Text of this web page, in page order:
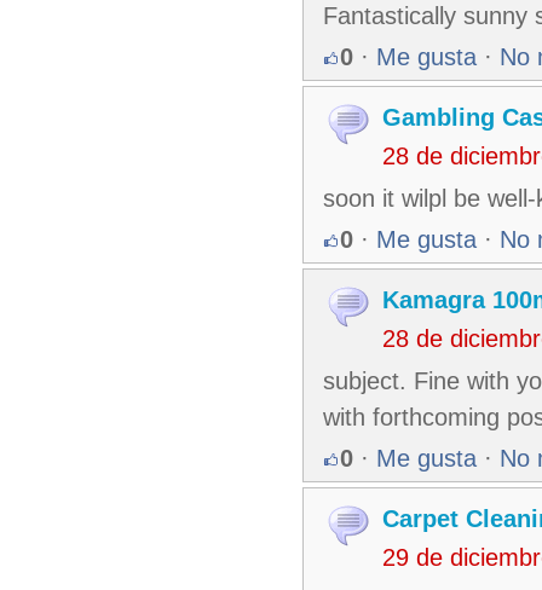
Fantastically sunny
0 · Me gusta · No
Gambling
28 de
soon it wilpl be
0 · Me gusta · No
Kamagra
28 de
subject. Fine with
with forthcoming
0 · Me gusta · No
Carpet
29 de